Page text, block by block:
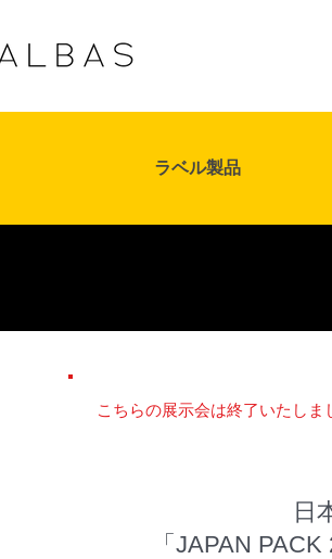
ラベル製品
こちらの展示会は終了いたし
日
「JAPAN